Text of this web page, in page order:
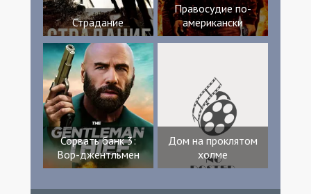
Страдание
Правосудие по-
американски
Сорвать банк 3:
Вор-джентльмен
Дом на проклятом
холме